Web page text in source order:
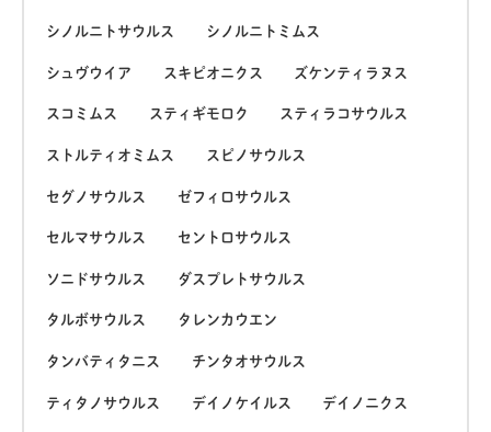
シノルニトサウルス シノルニトミムス
シュヴウイア スキピオニクス ズケンティラヌス
スコミムス スティギモロク スティラコサウルス
ストルティオミムス スピノサウルス
セグノサウルス ゼフィロサウルス
セルマサウルス セントロサウルス
ソニドサウルス ダスプレトサウルス
タルボサウルス タレンカウエン
タンバティタニス チンタオサウルス
ティタノサウルス デイノケイルス デイノニクス